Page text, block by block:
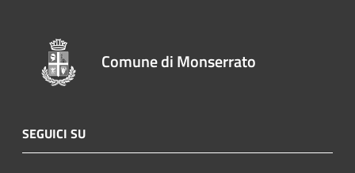
Comune di Monserrato
SEGUICI SU